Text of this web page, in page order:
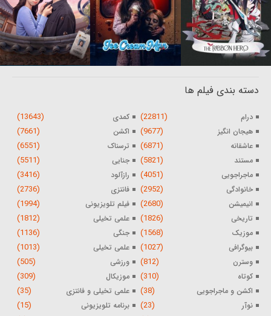
دسته بندی فیلم ها
درام (22811) کمدی (13643)
هیجان انگیز (9677) اکشن (7661)
عاشقانه (6871) ترسناک (6551)
مستند (5821) جنایی (5511)
ماجراجویی (4051) رازآلود (3416)
خانوادگی (2952) فانتزی (2736)
انیمیشن (2680) فیلم تلویزیونی (1994)
تاریخی (1826) علمی تخیلی (1812)
موزیک (1568) جنگی (1136)
بیوگرافی (1027) علمی تخیلی (1013)
وسترن (812) ورزشی (505)
کوتاه (310) موزیکال (309)
اکشن و ماجراجویی (38) علمی تخیلی و فانتزی (35)
نوآر (23) برنامه تلویزیونی (15)